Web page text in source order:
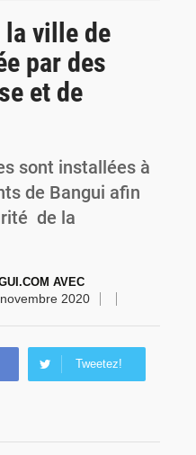
Commémoration du 5 août : Ibrahim Traoré appelle à faire de la Révolution progressiste populaire le socle de la souveraineté nationale
la ville de
par des
et de
sont installées à
de Bangui afin
de la
AVEC
2020
Tweetez!